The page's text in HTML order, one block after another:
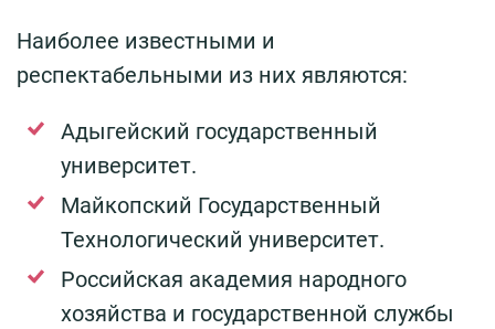
Наиболее известными и
респектабельными из них являются:
Адыгейский государственный
университет.
Майкопский Государственный
Технологический университет.
Российская академия народного
хозяйства и государственной службы